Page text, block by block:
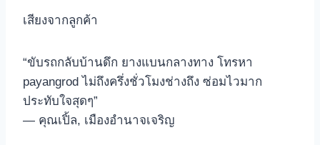
เสียงจากลูกค้า
“ขับรถกลับบ้านดึก ยางแบนกลางทาง โทรหา
payangrod ไม่ถึงครึ่งชั่วโมงช่างถึง ซ่อมไวมาก
ประทับใจสุดๆ”
— คุณเปิ้ล, เมืองอำนาจเจริญ